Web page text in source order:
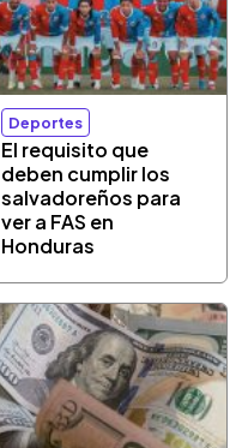
Deportes
El requisito que
deben cumplir los
salvadoreños para
ver a FAS en
Honduras